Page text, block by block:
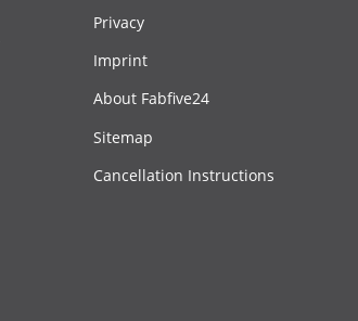
Privacy
Imprint
About Fabfive24
Sitemap
Cancellation Instructions